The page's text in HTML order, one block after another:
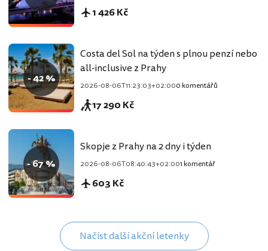
1 426 Kč
- 42 %
Costa del Sol na týden s plnou penzí nebo
all-inclusive z Prahy
2026-08-06T11:23:03+02:000 komentářů
17 290 Kč
- 67 %
Skopje z Prahy na 2 dny i týden
2026-08-06T08:40:43+02:001 komentář
603 Kč
Načíst další akční letenky